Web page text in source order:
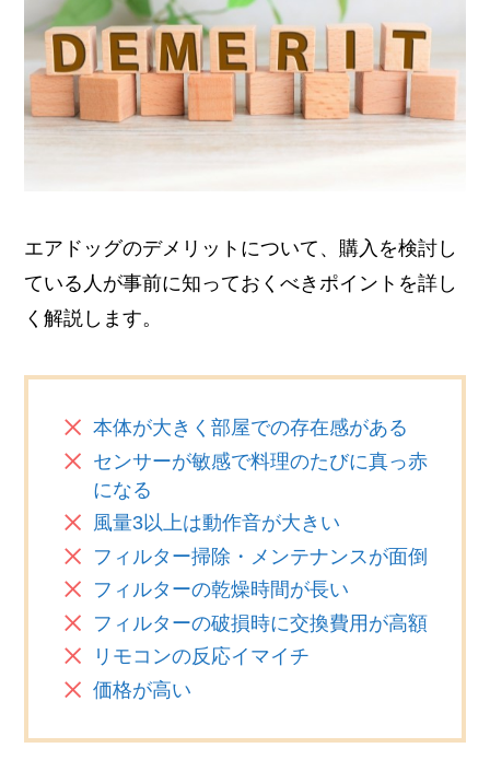
エアドッグのデメリットについて、購入を検討し
ている人が事前に知っておくべきポイントを詳し
く解説します。
本体が大きく部屋での存在感がある
センサーが敏感で料理のたびに真っ赤
になる
風量3以上は動作音が大きい
フィルター掃除・メンテナンスが面倒
フィルターの乾燥時間が長い
フィルターの破損時に交換費用が高額
リモコンの反応イマイチ
価格が高い